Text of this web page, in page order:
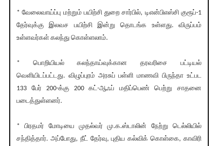
* வேலைவாய்ப்பு மற்றும் பயிற்சி துறை சார்பில், டிஎன்பிஎஸ்சி குரூப்-1
தேர்வுக்கு இலவச பயிற்சி இன்று தொடங்க உள்ளது. விருப்பம்
உள்ளவர்கள் கலந்து கொள்ளலாம்.
* பொறியியல் கலந்தாய்வுக்கான தரவரிசை பட்டியல்
வெளியிடப்பட்டது. விழுப்புரம் அரசுப் பள்ளி மாணவி பிருந்தா உட்பட
133 பேர் 200-க்கு 200 கட்-ஆஃப் மதிப்பெண் பெற்று சாதனை
படைத்துள்ளனர்.
* பிரதமர் மோடியை முதல்வர் மு.க.ஸ்டாலின் நேற்று டெல்லியில்
சந்தித்தார். அப்போது, நீட் தேர்வு, புதிய கல்விக் கொள்கை, காவிரி